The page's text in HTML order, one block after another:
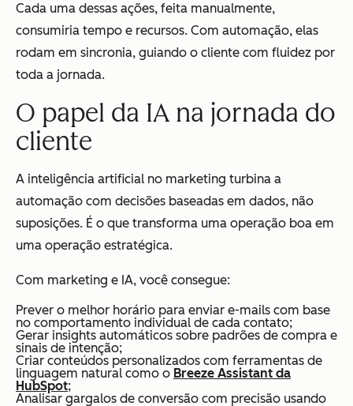
Cada uma dessas ações, feita manualmente,
consumiria tempo e recursos. Com automação, elas
rodam em sincronia, guiando o cliente com fluidez por
toda a jornada.
O papel da IA na jornada do
cliente
A inteligência artificial no marketing turbina a
automação com decisões baseadas em dados, não
suposições. É o que transforma uma operação boa em
uma operação estratégica.
Com marketing e IA, você consegue:
Prever o melhor horário para enviar e-mails com base
no comportamento individual de cada contato;
Gerar insights automáticos sobre padrões de compra e
sinais de intenção;
Criar conteúdos personalizados com ferramentas de
linguagem natural como o Breeze Assistant da
HubSpot;
Analisar gargalos de conversão com precisão usando